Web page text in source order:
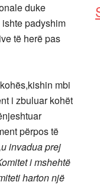
duke
padyshim
të herë pas
mbi
i zbuluar kohët
përpos të
invadua prej
i mshehtë
harton një